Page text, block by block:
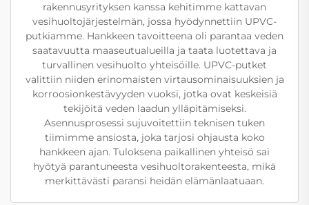
rakennusyrityksen kanssa kehitimme kattavan
vesihuoltojärjestelmän, jossa hyödynnettiin UPVC-
putkiamme. Hankkeen tavoitteena oli parantaa veden
saatavuutta maaseutualueilla ja taata luotettava ja
turvallinen vesihuolto yhteisöille. UPVC-putket
valittiin niiden erinomaisten virtausominaisuuksien ja
korroosionkestävyyden vuoksi, jotka ovat keskeisiä
tekijöitä veden laadun ylläpitämiseksi.
Asennusprosessi sujuvoitettiin teknisen tuken
tiimimme ansiosta, joka tarjosi ohjausta koko
hankkeen ajan. Tuloksena paikallinen yhteisö sai
hyötyä parantuneesta vesihuoltorakenteesta, mikä
merkittävästi paransi heidän elämänlaatuaan.